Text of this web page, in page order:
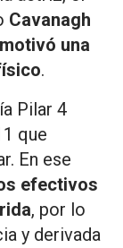
Cavanagh
una
.
Pilar 4
que
En ese
efectivos
, por lo
y derivada